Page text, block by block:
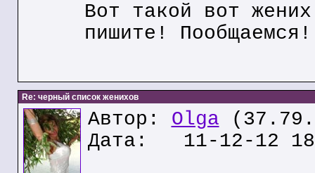
Вот такой вот
пишите! Пообщаемся!
Re: черный список женихов
Автор: Olga
Дата: 11-12-12